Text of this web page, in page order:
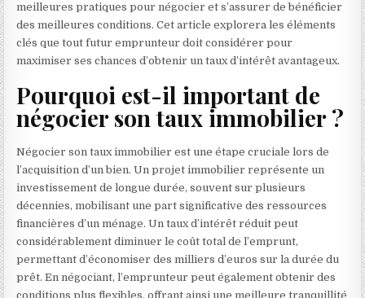
meilleures pratiques pour négocier et s’assurer de bénéficier
des meilleures conditions. Cet article explorera les éléments
clés que tout futur emprunteur doit considérer pour
maximiser ses chances d’obtenir un taux d’intérêt avantageux.
Pourquoi est-il important de
négocier son taux immobilier ?
Négocier son taux immobilier est une étape cruciale lors de
l’acquisition d’un bien. Un projet immobilier représente un
investissement de longue durée, souvent sur plusieurs
décennies, mobilisant une part significative des ressources
financières d’un ménage. Un taux d’intérêt réduit peut
considérablement diminuer le coût total de l’emprunt,
permettant d’économiser des milliers d’euros sur la durée du
prêt. En négociant, l’emprunteur peut également obtenir des
conditions plus flexibles, offrant ainsi une meilleure tranquillité